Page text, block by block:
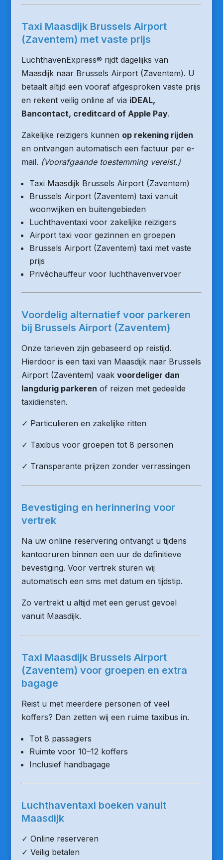
Taxi Maasdijk Brussels Airport
(Zaventem) met vaste prijs
LuchthavenExpress® rijdt dagelijks van
Maasdijk naar Brussels Airport (Zaventem). U
betaalt altijd een vooraf afgesproken vaste prijs
en rekent veilig online af via iDEAL,
Bancontact, creditcard of Apple Pay.
Zakelijke reizigers kunnen op rekening rijden
en ontvangen automatisch een factuur per e-
mail. (Voorafgaande toestemming vereist.)
Taxi Maasdijk Brussels Airport (Zaventem)
Brussels Airport (Zaventem) taxi vanuit
woonwijken en buitengebieden
Luchthaventaxi voor zakelijke reizigers
Airport taxi voor gezinnen en groepen
Brussels Airport (Zaventem) taxi met vaste
prijs
Privéchauffeur voor luchthavenvervoer
Voordelig alternatief voor parkeren
bij Brussels Airport (Zaventem)
Onze tarieven zijn gebaseerd op reistijd.
Hierdoor is een taxi van Maasdijk naar Brussels
Airport (Zaventem) vaak voordeliger dan
langdurig parkeren of reizen met gedeelde
taxidiensten.
✓ Particulieren en zakelijke ritten
✓ Taxibus voor groepen tot 8 personen
✓ Transparante prijzen zonder verrassingen
Bevestiging en herinnering voor
vertrek
Na uw online reservering ontvangt u tijdens
kantooruren binnen een uur de definitieve
bevestiging. Voor vertrek sturen wij
automatisch een sms met datum en tijdstip.
Zo vertrekt u altijd met een gerust gevoel
vanuit Maasdijk.
Taxi Maasdijk Brussels Airport
(Zaventem) voor groepen en extra
bagage
Reist u met meerdere personen of veel
koffers? Dan zetten wij een ruime taxibus in.
Tot 8 passagiers
Ruimte voor 10–12 koffers
Inclusief handbagage
Luchthaventaxi boeken vanuit
Maasdijk
✓ Online reserveren
✓ Veilig betalen